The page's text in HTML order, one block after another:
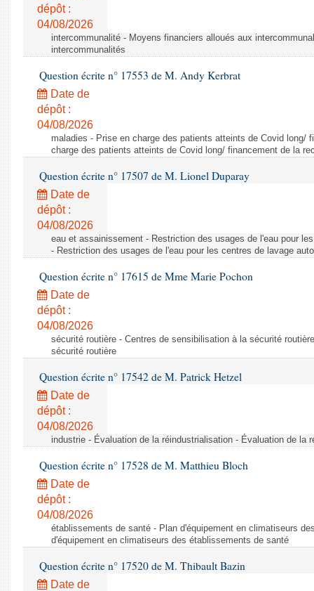
dépôt :
04/08/2026
intercommunalité - Moyens financiers alloués aux
intercommunalités
Question écrite n° 17553 de M. Andy Kerbrat
Date de
dépôt :
04/08/2026
maladies - Prise en charge des patients atteints de Covid long/
charge des patients atteints de Covid long/ financement de la
Question écrite n° 17507 de M. Lionel Duparay
Date de
dépôt :
04/08/2026
eau et assainissement - Restriction des usages de l'eau pour
- Restriction des usages de l'eau pour les centres de lavage
Question écrite n° 17615 de Mme Marie Pochon
Date de
dépôt :
04/08/2026
sécurité routière - Centres de sensibilisation à la sécurité
sécurité routière
Question écrite n° 17542 de M. Patrick Hetzel
Date de
dépôt :
04/08/2026
industrie - Évaluation de la réindustrialisation - Évaluation de la
Question écrite n° 17528 de M. Matthieu Bloch
Date de
dépôt :
04/08/2026
établissements de santé - Plan d'équipement en climatiseurs
d'équipement en climatiseurs des établissements de santé
Question écrite n° 17520 de M. Thibault Bazin
Date de